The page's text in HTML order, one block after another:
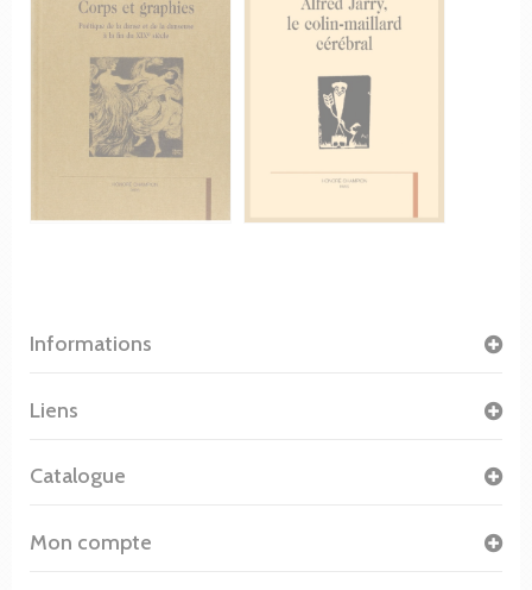
Informations
Liens
Catalogue
Mon compte